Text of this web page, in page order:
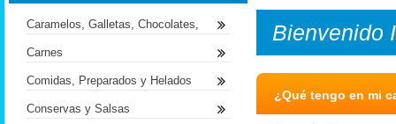
Bienvenido
¿Qué tengo en mi
Caramelos, Galletas, Chocolates,
Carnes
Comidas, Preparados y Helados
Conservas y Salsas